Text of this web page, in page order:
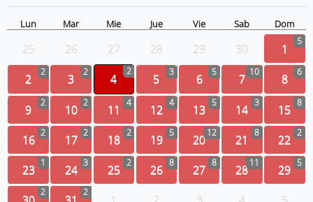
Lun Mar Mie Jue Vie Sab Dom
25 26 27 28 29 30 1 5
2 2 3 2 4
2
5 3 6 5 7 10 8 6
9 2 10 2 11 4 12 4 13 5 14 3 15 8
16 2 17 2 18 2 19 5 2012 21 8 22 2
23 1 24 3 25 2 26 8 27 8 2811 29 5
2 2